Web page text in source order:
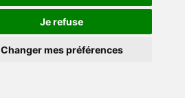
Je refuse
Changer mes préférences